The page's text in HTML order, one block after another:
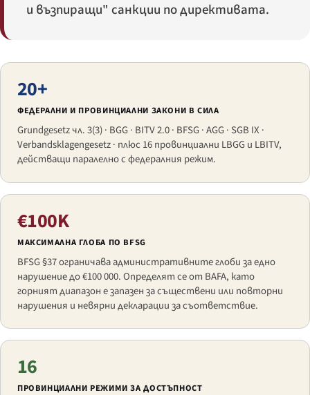
и възпиращи" санкции по директивата.
20+
ФЕДЕРАЛНИ И ПРОВИНЦИАЛНИ ЗАКОНИ В СИЛА
Grundgesetzчл. 3(3) · BGG · BITV 2.0 · BFSG · AGG · SGB IX ·
Verbandsklagengesetz· плюс 16 провинциални LBGG и LBITV,
действащи паралелно с федералния режим.
€100K
МАКСИМАЛНА ГЛОБА ПО BFSG
BFSG §37 ограничава административните глоби за едно
нарушение до €100 000. Определят се от BAFA, като
горният диапазон е запазен за съществени или повторни
нарушения и невярни декларации за съответствие.
16
ПРОВИНЦИАЛНИ РЕЖИМИ ЗА ДОСТЪПНОСТ